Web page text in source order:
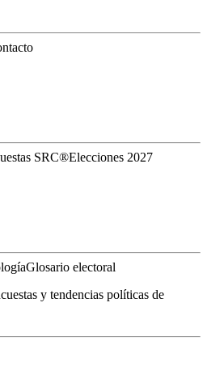
SRC®Elecciones 2027
Glosario electoral
y tendencias políticas de